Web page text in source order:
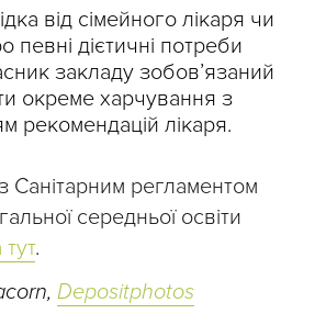
від сімейного лікаря чи
певні дієтичні потреби
закладу зобов’язаний
окреме харчування з
рекомендацій лікаря.
Санітарним регламентом
середньої освіти
.
Depositphotos